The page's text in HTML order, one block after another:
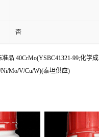
否
品 40CrMo(YSBC41321-99;化学成
Ni/Mo/V/Cu/W)(泰坦供应)